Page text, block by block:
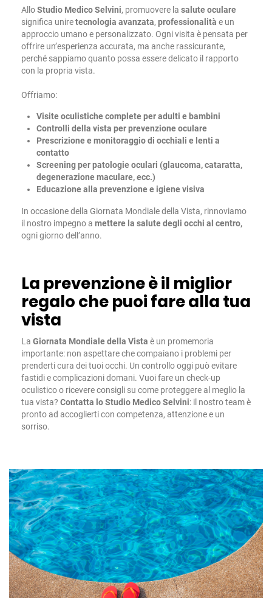
AlloStudio Medico Selvini, promuovere la salute oculare
significa uniretecnologia avanzata, professionalità e un
approccio umano e personalizzato. Ogni visita è pensata per
offrire un’esperienza accurata, ma anche rassicurante,
perché sappiamo quanto possa essere delicato il rapporto
con la propria vista.
Offriamo:
Visite oculistiche complete per adulti e bambini
Controlli della vista per prevenzione oculare
Prescrizione e monitoraggio di occhiali e lenti a
contatto
Screening per patologie oculari (glaucoma, cataratta,
degenerazione maculare, ecc.)
Educazione alla prevenzione e igiene visiva
In occasione della Giornata Mondiale della Vista, rinnoviamo
il nostro impegno a mettere la salute degli occhi al centro,
ogni giorno dell’anno.
La prevenzione è il miglior
regalo che puoi fare alla tua
vista
La Giornata Mondiale della Vista è un promemoria
importante: non aspettare che compaiano i problemi per
prenderti cura dei tuoi occhi. Un controllo oggi può evitare
fastidi e complicazioni domani. Vuoi fare un check-up
oculistico o ricevere consigli su come proteggere al meglio la
tua vista? Contatta loStudio Medico Selvini: il nostro team è
pronto ad accoglierti con competenza, attenzione e un
sorriso.